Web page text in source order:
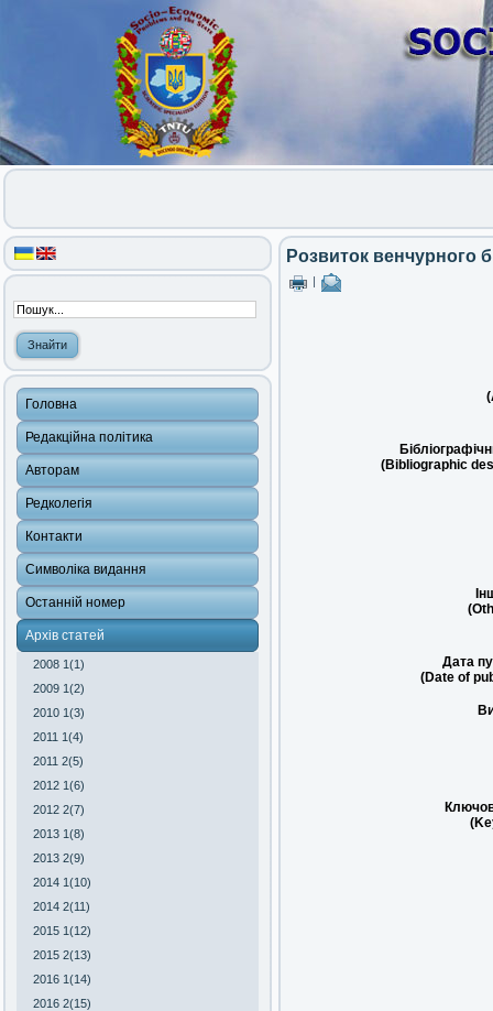
Головна
Редакційна політика
Авторам
Редколегія
Контакти
Символіка видання
Останній номер
Архів статей
2008 1(1)
2009 1(2)
2010 1(3)
2011 1(4)
2011 2(5)
2012 1(6)
2012 2(7)
2013 1(8)
2013 2(9)
2014 1(10)
2014 2(11)
2015 1(12)
2015 2(13)
2016 1(14)
2016 2(15)
Розвиток венчурного
(Bibliographic
Дата
(Date of